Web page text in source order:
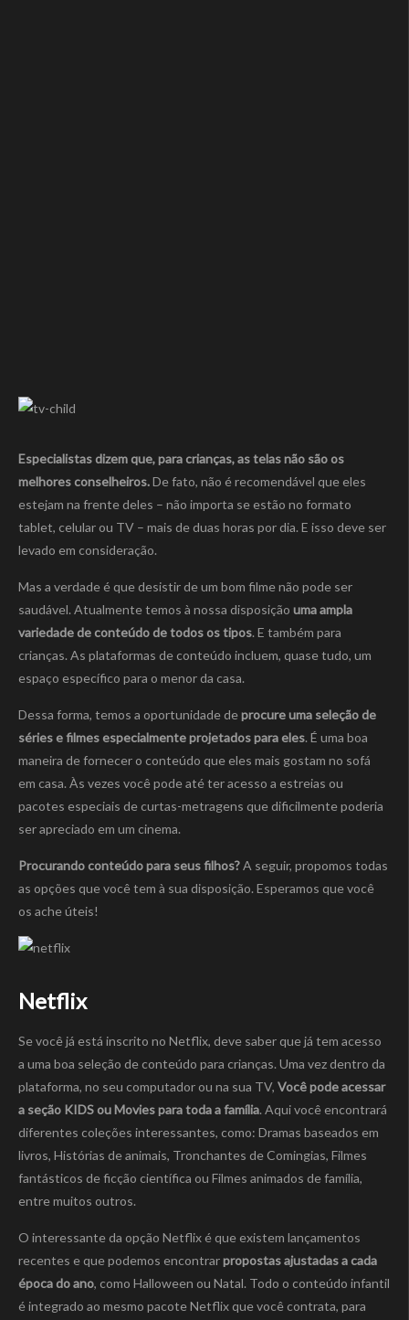
Especialistas dizem que, para crianças, as telas não são os
melhores conselheiros.De fato, não é recomendável que eles
estejam na frente deles – não importa se estão no formato
tablet, celular ou TV – mais de duas horas por dia. E isso deve ser
levado em consideração.
Mas a verdade é que desistir de um bom filme não pode ser
saudável. Atualmente temos à nossa disposição uma ampla
variedade de conteúdo de todos os tipos. E também para
crianças. As plataformas de conteúdo incluem, quase tudo, um
espaço específico para o menor da casa.
Dessa forma, temos a oportunidade deprocure uma seleção de
séries e filmes especialmente projetados para eles. É uma boa
maneira de fornecer o conteúdo que eles mais gostam no sofá
em casa. Às vezes você pode até ter acesso a estreias ou
pacotes especiais de curtas-metragens que dificilmente poderia
ser apreciado em um cinema.
Procurando conteúdo para seus filhos?A seguir, propomos todas
as opções que você tem à sua disposição. Esperamos que você
os ache úteis!
Netflix
Se você já está inscrito no Netflix, deve saber que já tem acesso
a uma boa seleção de conteúdo para crianças. Uma vez dentro da
plataforma, no seu computador ou na sua TV, Você pode acessar
a seção KIDS ou Movies para toda a família. Aqui você encontrará
diferentes coleções interessantes, como: Dramas baseados em
livros, Histórias de animais, Tronchantes de Comingias, Filmes
fantásticos de ficção científica ou Filmes animados de família,
entre muitos outros.
O interessante da opção Netflix é que existem lançamentos
recentes e que podemos encontrarpropostas ajustadas a cada
época do ano, como Halloween ou Natal. Todo o conteúdo infantil
é integrado ao mesmo pacote Netflix que você contrata, para